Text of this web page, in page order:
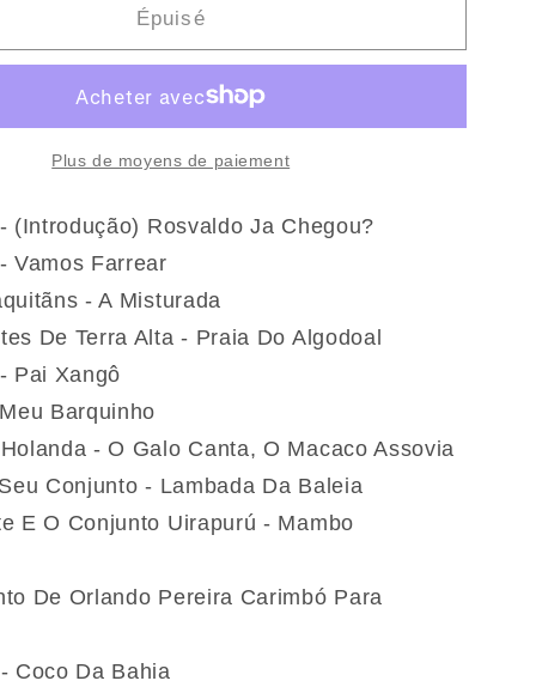
ARTISTES
Jambú
Míticos
Sons
Da
Amazônia
1974-
1986
(Vinyle)
Épuisé
Plus de moyens de paiement
(Introdução) Rosvaldo Ja Chegou?
Vamos Farrear
- A Misturada
De Terra Alta - Praia Do Algodoal
Pai Xangô
Barquinho
- O Galo Canta, O Macaco Assovia
Conjunto - Lambada Da Baleia
E O Conjunto Uirapurú - Mambo
De Orlando Pereira Carimbó Para
Coco Da Bahia